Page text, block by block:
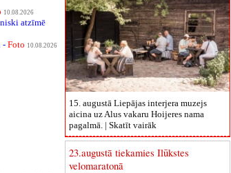
10.08.2026
atzīmē
-Foto 10.08.2026
15. augustā Liepājas interjera muzejs
aicina uz Alus vakaru Hoijeres nama
pagalmā. | Skatīt vairāk
23.augustā tiekamies Ilūkstes
velomaratonā